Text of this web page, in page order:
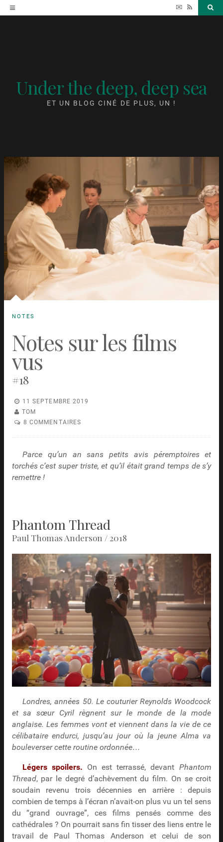
Accéder
au
✉ RSS
Under the deep, deep sea
ET UN BLOG CINÉ DE PLUS, UN !
NOTES
Notes sur les films
vus
#18
11 SEPTEMBRE 2019
TOM
8 COMMENTAIRES
Parce qu’un an sans petits avis péremptoires et
torchés c’est super triste, et qu’il était grand temps de s’y
remettre !
Phantom Thread
Paul Thomas Anderson / 2018
Londres, années 50. Le couturier Reynolds Woodcock
et sa sœur Cyril règnent sur le monde de la mode
anglaise. Les femmes vont et viennent dans la vie de ce
célibataire endurci, jusqu’au jour où la jeune Alma va
bouleverser cette routine ordonnée…
Légers spoilers. On est terrassé, devant Phantom
Thread, par le degré d’achèvement du film. On se croit
soudain revenu trois décennies en arrière : depuis
combien de temps à l’écran n’avait-on plus vu un tel sens
du “grand ouvrage”, ces films pensés comme des
cathédrales ? On pourrait sans fin tisser des liens entre le
travail de Paul Thomas Anderson et celui de son